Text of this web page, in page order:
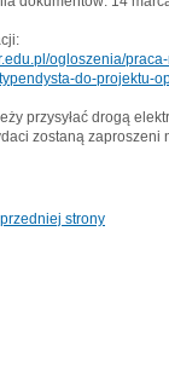
ogloszenia/
do-projektu-
przysyłać drogą
zostaną zaproszeni
strony